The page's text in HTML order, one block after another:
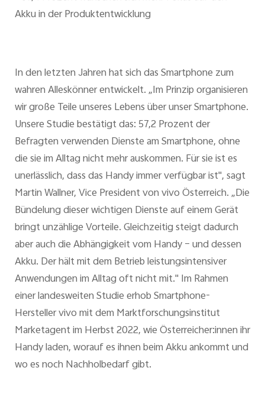
Akku in der Produktentwicklung
In den letzten Jahren hat sich das Smartphone zum
wahren Alleskönner entwickelt. „Im Prinzip organisieren
wir große Teile unseres Lebens über unser Smartphone.
Unsere Studie bestätigt das: 57,2 Prozent der
Befragten verwenden Dienste am Smartphone, ohne
die sie im Alltag nicht mehr auskommen. Für sie ist es
unerlässlich, dass das Handy immer verfügbar ist", sagt
Martin Wallner, Vice President von vivo Österreich. „Die
Bündelung dieser wichtigen Dienste auf einem Gerät
bringt unzählige Vorteile. Gleichzeitig steigt dadurch
aber auch die Abhängigkeit vom Handy – und dessen
Akku. Der hält mit dem Betrieb leistungsintensiver
Anwendungen im Alltag oft nicht mit." Im Rahmen
einer landesweiten Studie erhob Smartphone-
Hersteller vivo mit dem Marktforschungsinstitut
Marketagent im Herbst 2022, wie Österreicher:innen ihr
Handy laden, worauf es ihnen beim Akku ankommt und
wo es noch Nachholbedarf gibt.